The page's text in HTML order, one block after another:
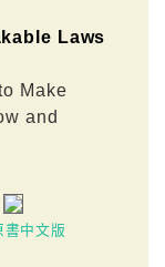
Laws
Make
and
書中文版